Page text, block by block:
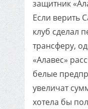
защитник
Если верить
клуб сделал
трансферу,
«Алавес»
белые
увеличат
хотела бы